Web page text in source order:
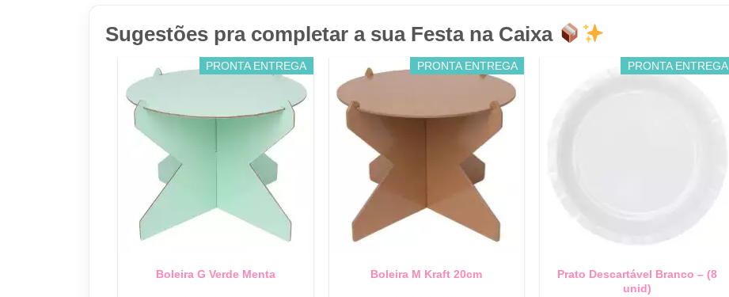
Sugestões pra completar a sua Festa na Caixa
PRONTA ENTREGA
Boleira G Verde Menta
PRONTA ENTREGA
Boleira M Kraft 20cm
PRONTA ENTREGA
Prato Descartável Branco – (8
unid)